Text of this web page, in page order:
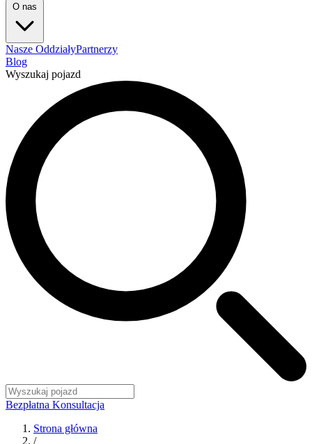
O nas
Nasze OddziałyPartnerzy
Blog
Wyszukaj pojazd
Bezpłatna Konsultacja
Strona główna
/